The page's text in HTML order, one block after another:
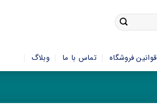
قوانین فروشگاه تماس با ما وبلاگ